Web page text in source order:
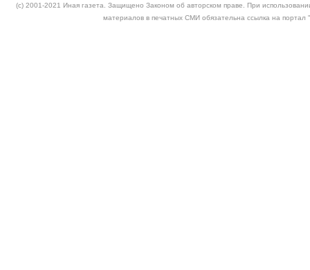
(c) 2001-2021 Иная газета. Защищено Законом об авторском праве. При
материалов в печатных СМИ обязательна ссылка на